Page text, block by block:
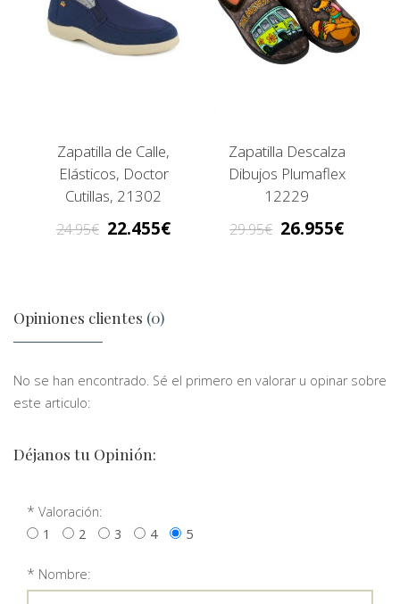
Zapatilla de Calle,
Elásticos, Doctor
Cutillas, 21302
24.95 22.455
Zapatilla Descalza
Dibujos Plumaflex
12229
29.95 26.955
Opiniones clientes (0)
No se han encontrado. Sé el primero en valorar u opinar sobre
este articulo:
Déjanos tu Opinión:
* Valoración:
1
2 3 4 5
* Nombre: